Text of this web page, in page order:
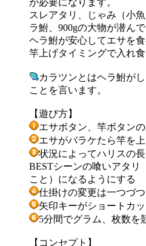
が必要になります。
スレアタリ、じゃみ（小
ラ鮒、900gの大物が潜んで
ヘラ鮒が安心してエサを
竿上げタイミングで入れ
カラツンとはヘラ鮒が
ことを言います。
【遊び方】
エサボタン、竿ボタン
エサがバラケたら竿を
状況によってハリスの
BESTシーンの喰いアタリ
こと）になるようにする
仕掛けの変更は一つづ
矢印キーがショートカ
5分間でグラム、枚数を
【コンセプト】